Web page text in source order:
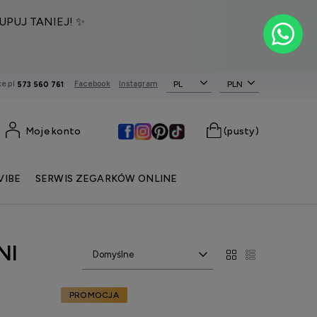
TANIEJ! ✨
573 560 761 Facebook Instagram PL
(pusty)
Moje konto
SERWIS ZEGARKÓW ONLINE
PROMOCJA